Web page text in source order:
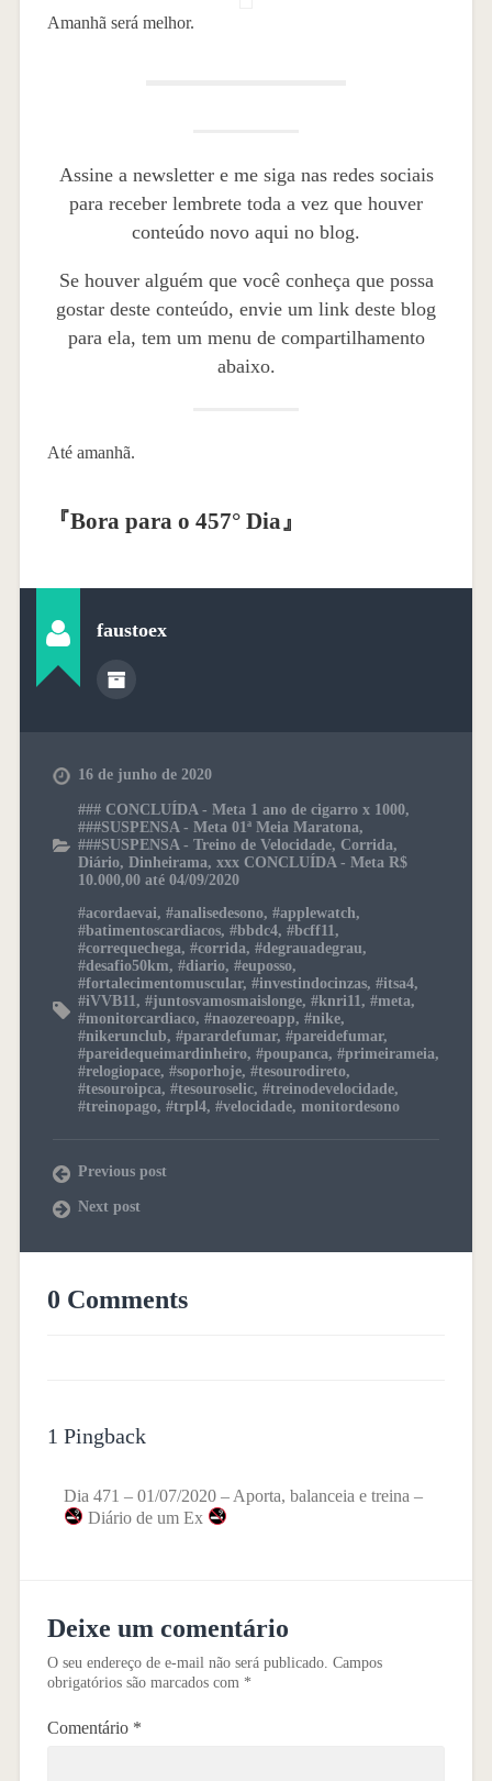
Amanhã será melhor.
Assine a newsletter e me siga nas redes sociais
para receber lembrete toda a vez que houver
conteúdo novo aqui no blog.
Se houver alguém que você conheça que possa
gostar deste conteúdo, envie um link deste blog
para ela, tem um menu de compartilhamento
abaixo.
Até amanhã.
『Bora para o 457° Dia』
faustoex
16 de junho de 2020
### CONCLUÍDA - Meta 1 ano de cigarro x 1000,
###SUSPENSA - Meta 01ª Meia Maratona,
###SUSPENSA - Treino de Velocidade, Corrida,
Diário, Dinheirama, xxx CONCLUÍDA - Meta R$
10.000,00 até 04/09/2020
#acordaevai, #analisedesono, #applewatch,
#batimentoscardiacos, #bbdc4, #bcff11 ,
#correquechega, #corrida, #degrauadegrau,
#desafio50km, #diario, #euposso,
#fortalecimentomuscular, #investindocinzas, #itsa4,
#iVVB11 , #juntosvamosmaislonge, #knri11 , #meta,
#monitorcardiaco, #naozereoapp, #nike,
#nikerunclub, #parardefumar, #pareidefumar,
#pareidequeimardinheiro, #poupanca, #primeirameia,
#relogiopace, #soporhoje, #tesourodireto,
#tesouroipca, #tesouroselic, #treinodevelocidade,
#treinopago, #trpl4, #velocidade, monitordesono
Previous post
Next post
0 Comments
1 Pingback
Dia 471 – 01/07/2020 – Aporta, balanceia e treina –
Diário de um Ex
Deixe um comentário
O seu endereço de e-mail não será publicado. Campos
obrigatórios são marcados com *
Comentário *